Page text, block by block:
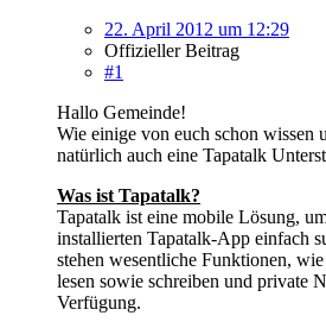
22. April 2012 um 12:29
Offizieller Beitrag
#1
Hallo Gemeinde!
Wie einige von euch schon wissen
natürlich auch eine Tapatalk
Was ist Tapatalk?
Tapatalk ist eine mobile Lösung,
installierten Tapatalk-App einfach
stehen wesentliche Funktionen,
lesen sowie schreiben und private
Verfügung.